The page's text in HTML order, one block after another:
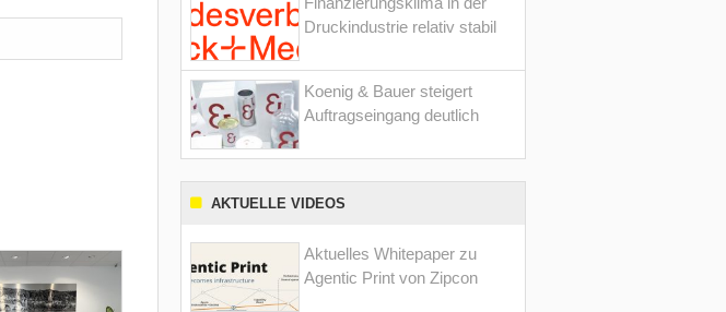
Druckindustrie relativ stabil
Koenig & Bauer steigert
Auftragseingang deutlich
AKTUELLE VIDEOS
Aktuelles Whitepaper zu
Agentic Print von Zipcon